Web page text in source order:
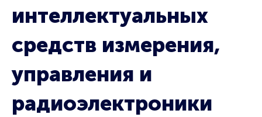
интеллектуальных
средств измерения,
управления и
радиоэлектроники